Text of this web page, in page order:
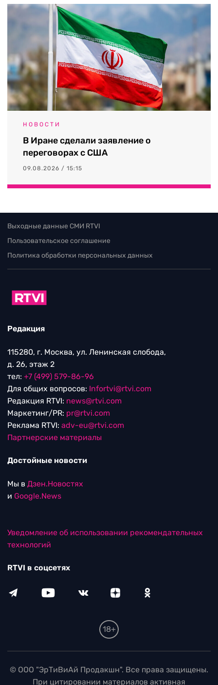
НОВОСТИ
В Иране сделали заявление о
переговорах с США
09.08.2026 / 15:15
Выходные данные СМИ RTVI
Пользовательское соглашение
Политика обработки персональных данных
Редакция
115280, г. Москва, ул. Ленинская слобода,
д. 26, этаж 2
тел: +7 (499) 579-86-96
Для общих вопросов: Infortvi@rtvi.com
Редакция RTVI: news@rtvi.com
Маркетинг/PR: pr@rtvi.com
Реклама RTVI: adv-eu@rtvi.com
Партнерские материалы
Достойные новости
Мы в Дзен.Новостях
и Google.News
Уведомление об использовании рекомендательных
технологий
RTVI в соцсетях
18+
© ООО "ЭрТиВиАй Продакшн". Все права защищены.
При цитировании материалов активная